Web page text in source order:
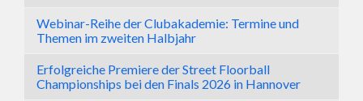
Webinar-Reihe der Clubakademie: Termine und
Themen im zweiten Halbjahr
Erfolgreiche Premiere der Street Floorball
Championships bei den Finals 2026 in Hannover